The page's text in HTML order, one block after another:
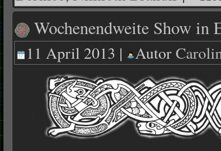
Wochenendweite Show in
11 April 2013 | Autor